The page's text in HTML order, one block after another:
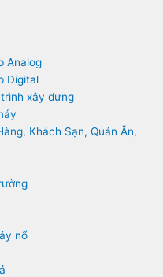
Analog
Digital
xây dựng
Khách Sạn, Quán Ăn,
nổ